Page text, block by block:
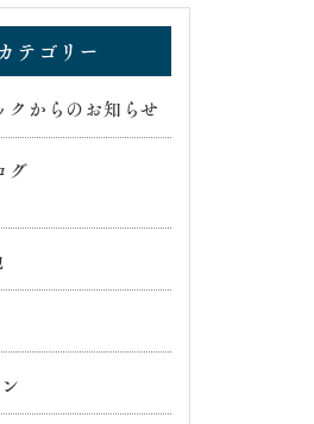
テゴリー
クからのお知らせ
グ